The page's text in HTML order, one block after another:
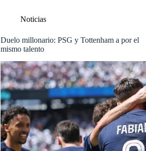
Noticias
Duelo millonario: PSG y Tottenham a por el
mismo talento